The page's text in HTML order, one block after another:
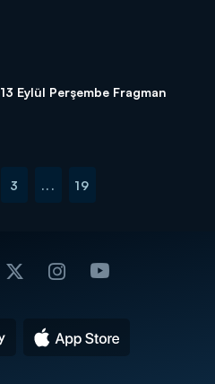
13 Eylül Perşembe Fragman
3 ... 19